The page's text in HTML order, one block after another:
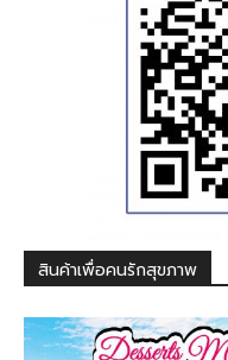
สินค้าเพื่อคนรักสุขภาพ